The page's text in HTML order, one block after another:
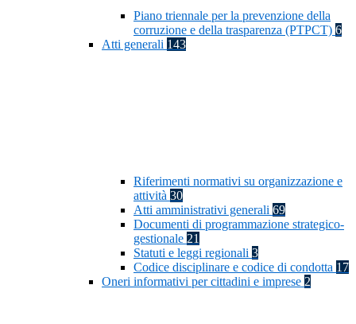
Piano triennale per la prevenzione della
corruzione e della trasparenza (PTPCT) 6
Atti generali 143
Riferimenti normativi su organizzazione e
attività 30
Atti amministrativi generali 69
Documenti di programmazione strategico-
gestionale 21
Statuti e leggi regionali 3
Codice disciplinare e codice di condotta 17
Oneri informativi per cittadini e imprese 2